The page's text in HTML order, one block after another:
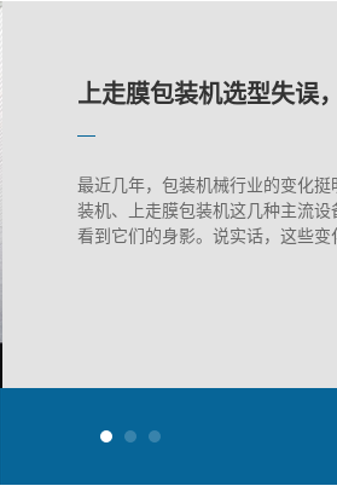
上海蔬菜包装机的维护
上走膜包装机选型失误
最近几年，包装机械行业的变化
装机、上走膜包装机这几种主流
看到它们的身影。说实话，这些变
下走膜枕式机：面包包
上海蔬菜包装机的维护
上走膜包装机选型失误